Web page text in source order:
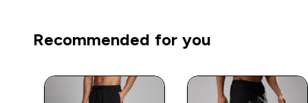
Recommended for you